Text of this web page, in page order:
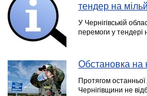
тендер на
У Чернігівській
перемоги у
Обстановка на
Протягом
Чернігівщини не